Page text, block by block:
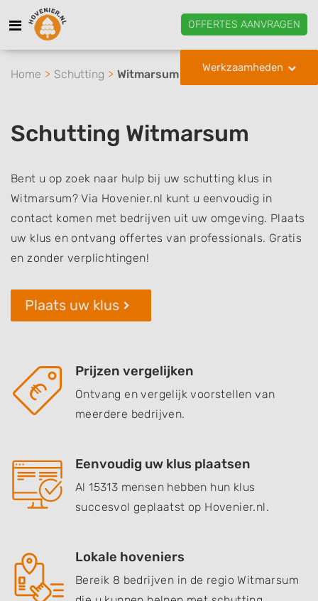
OFFERTES AANVRAGEN
Werkzaamheden
Home Schutting Witmarsum
Schutting Witmarsum
Bent u op zoek naar hulp bij uw schutting klus in
Witmarsum? Via Hovenier.nl kunt u eenvoudig in
contact komen met bedrijven uit uw omgeving. Plaats
uw klus en ontvang offertes van professionals. Gratis
en zonder verplichtingen!
Plaats uw klus
Prijzen vergelijken
Ontvang en vergelijk voorstellen van
meerdere bedrijven.
Eenvoudig uw klus plaatsen
Al 15313 mensen hebben hun klus
succesvol geplaatst op Hovenier.nl.
Lokale hoveniers
Bereik 8 bedrijven in de regio Witmarsum